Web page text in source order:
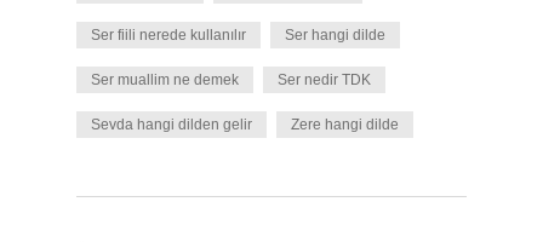
Ser fiili nerede kullanılır Ser hangi dilde
Ser muallim ne demek Ser nedir TDK
Sevda hangi dilden gelir Zere hangi dilde